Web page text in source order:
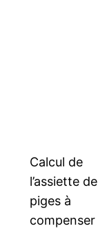
Calcul de
l’assiette de
piges à
compenser